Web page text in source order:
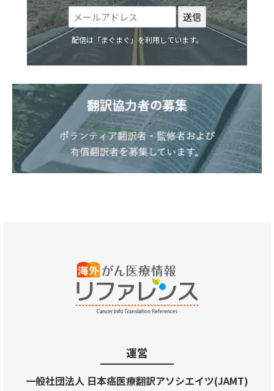
配信は「まぐまぐ」を利用しています。
運営
一般社団法人 日本癌医療翻訳アソシエイツ(JAMT)